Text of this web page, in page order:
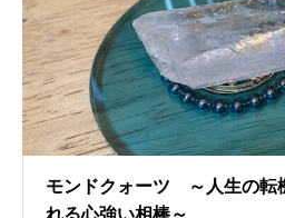
モンドクォーツ ～人生の転
れる心強い相棒～